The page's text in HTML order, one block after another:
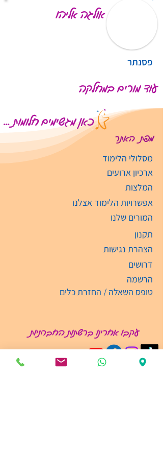
אולגה אליהו
פסנתר
עוד מורים במחלקה
מפת האתר
כאן מגשימים חלומות ...
מסלולי הלימוד
ארכיון ארועים
המלצות
אפשרויות הלימוד אצלנו
המורים שלנו
תקנון
הצהרת נגישות
דרושים
הרשמה
טופס השאלה / החזרת כלים
עקבו אחרינו ברשתות החברתיות